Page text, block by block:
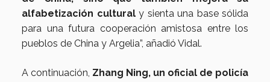
alfabetización culturaly sienta una base sólida
para una futura cooperación amistosa entre los
pueblos de China y Argelia”, añadió Vidal.
A continuación, Zhang Ning, un oficial de policía